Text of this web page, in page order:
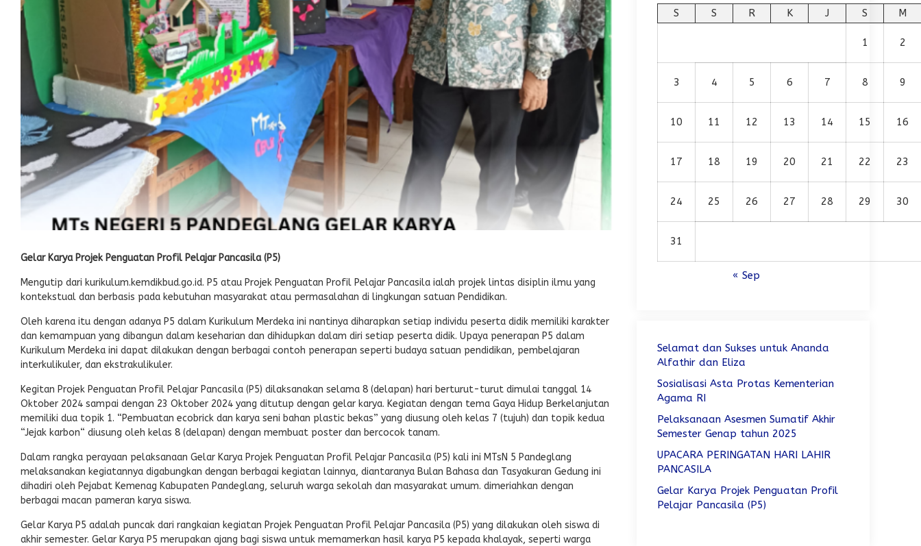
Gelar Karya Projek Penguatan Profil Pelajar Pancasila (P5)
Mengutip dari kurikulum.kemdikbud.go.id. P5 atau Projek Penguatan Profil Pelajar Pancasila ialah projek lintas disiplin ilmu yang
kontekstual dan berbasis pada kebutuhan masyarakat atau permasalahan di lingkungan satuan Pendidikan.
Oleh karena itu dengan adanya P5 dalam Kurikulum Merdeka ini nantinya diharapkan setiap individu peserta didik memiliki karakter
dan kemampuan yang dibangun dalam keseharian dan dihidupkan dalam diri setiap peserta didik. Upaya penerapan P5 dalam
Kurikulum Merdeka ini dapat dilakukan dengan berbagai contoh penerapan seperti budaya satuan pendidikan, pembelajaran
interkulikuler, dan ekstrakulikuler.
Kegitan Projek Penguatan Profil Pelajar Pancasila (P5) dilaksanakan selama 8 (delapan) hari berturut-turut dimulai tanggal 14
Oktober 2024 sampai dengan 23 Oktober 2024 yang ditutup dengan gelar karya. Kegiatan dengan tema Gaya Hidup Berkelanjutan
memiliki dua topik 1. “Pembuatan ecobrick dan karya seni bahan plastic bekas” yang diusung oleh kelas 7 (tujuh) dan topik kedua
“Jejak karbon“ diusung oleh kelas 8 (delapan) dengan membuat poster dan bercocok tanam.
Dalam rangka perayaan pelaksanaan Gelar Karya Projek Penguatan Profil Pelajar Pancasila (P5) kali ini MTsN 5 Pandeglang
melaksanakan kegiatannya digabungkan dengan berbagai kegiatan lainnya, diantaranya Bulan Bahasa dan Tasyakuran Gedung ini
dihadiri oleh Pejabat Kemenag Kabupaten Pandeglang, seluruh warga sekolah dan masyarakat umum. dimeriahkan dengan
berbagai macan pameran karya siswa.
Gelar Karya P5 adalah puncak dari rangkaian kegiatan Projek Penguatan Profil Pelajar Pancasila (P5) yang dilakukan oleh siswa di
akhir semester. Gelar Karya P5 merupakan ajang bagi siswa untuk memamerkan hasil karya P5 kepada khalayak, seperti warga
S S R K J S M
1 2
3 4 5 6 7 8 9
10 11 12 13 14 15 16
17 18 19 20 21 22 23
24 25 26 27 28 29 30
31
« Sep
Selamat dan Sukses untuk Ananda
Alfathir dan Eliza
Sosialisasi Asta Protas Kementerian
Agama RI
Pelaksanaan Asesmen Sumatif Akhir
Semester Genap tahun 2025
UPACARA PERINGATAN HARI LAHIR
PANCASILA
Gelar Karya Projek Penguatan Profil
Pelajar Pancasila (P5)